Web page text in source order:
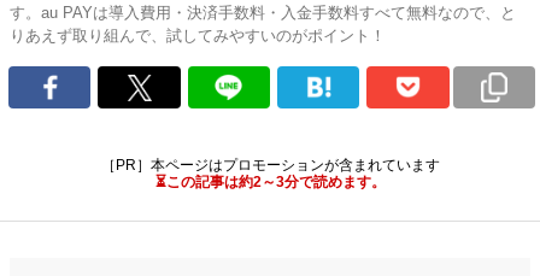
す。au PAYは導入費用・決済手数料・入金手数料すべて無料なので、と
りあえず取り組んで、試してみやすいのがポイント！
［PR］本ページはプロモーションが含まれています
⏳この記事は約2～3分で読めます。